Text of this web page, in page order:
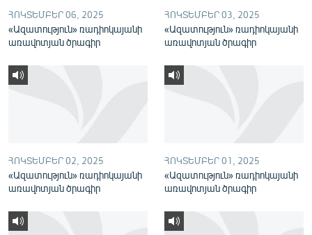
ՀԵՏԵՎԵՔ ՄԵԶ
ՀՈԿՏԵՄԲԵՐ 06, 2025
«Ազատություն» ռադիոկայանի
առավոտյան ծրագիր
ՀՈԿՏԵՄԲԵՐ 03, 2025
«Ազատություն» ռադիոկայանի
առավոտյան ծրագիր
ՀՈԿՏԵՄԲԵՐ 02, 2025
«Ազատություն» ռադիոկայանի
առավոտյան ծրագիր
ՀՈԿՏԵՄԲԵՐ 01, 2025
«Ազատություն» ռադիոկայանի
առավոտյան ծրագիր